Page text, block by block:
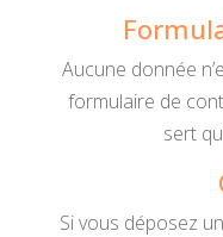
Aucune donnée
formulaire de
sert
Si vous déposez